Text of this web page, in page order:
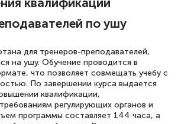
5 уровня
2026
за курс
"Эксперт ЕГЭ по
по ушу
для тренеров-преподавателей,
на ушу. Обучение проводится в
что позволяет совмещать учебу с
По завершении курса выдается
квалификации,
регулирующих органов и
программы составляет 144 часа, а